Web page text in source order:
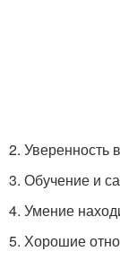
2. Уверенность
3. Обучение и
4. Умение
5. Хорошие